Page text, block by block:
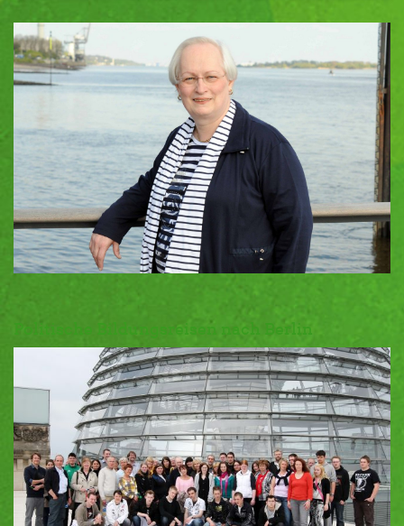
Politische Bildungsreisen nach Berlin